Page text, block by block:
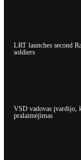
LRT launches second
soldiers
VSD vadovas įvardijo,
pralaimėjimas